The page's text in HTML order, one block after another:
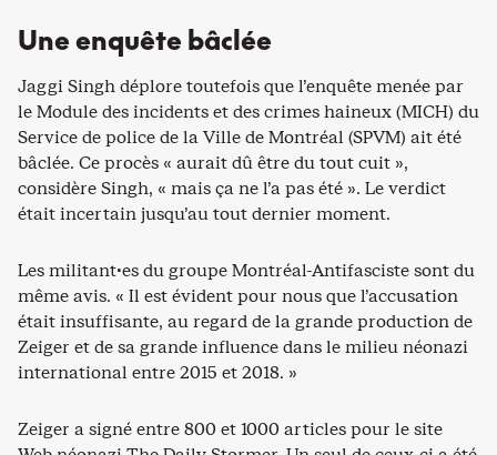
Une enquête bâclée
Jaggi Singh déplore toutefois que l’enquête menée par
le Module des incidents et des crimes haineux (MICH) du
Service de police de la Ville de Montréal (SPVM) ait été
bâclée. Ce procès « aurait dû être du tout cuit »,
considère Singh, « mais ça ne l’a pas été ». Le verdict
était incertain jusqu’au tout dernier moment.
Les militant·es du groupe Montréal-Antifasciste sont du
même avis. « Il est évident pour nous que l’accusation
était insuffisante, au regard de la grande production de
Zeiger et de sa grande influence dans le milieu néonazi
international entre 2015 et 2018. »
Zeiger a signé entre 800 et 1000 articles pour le site